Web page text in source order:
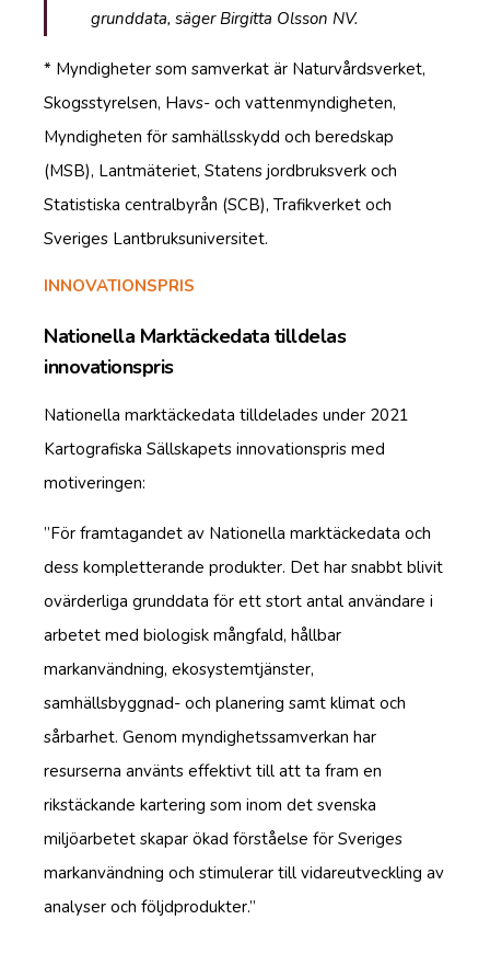
grunddata, säger Birgitta Olsson NV.
* Myndigheter som samverkat är Naturvårdsverket,
Skogsstyrelsen, Havs- och vattenmyndigheten,
Myndigheten för samhällsskydd och beredskap
(MSB), Lantmäteriet, Statens jordbruksverk och
Statistiska centralbyrån (SCB), Trafikverket och
Sveriges Lantbruksuniversitet.
INNOVATIONSPRIS
Nationella Marktäckedata tilldelas
innovationspris
Nationella marktäckedata tilldelades under 2021
Kartografiska Sällskapets innovationspris med
motiveringen:
”För framtagandet av Nationella marktäckedata och
dess kompletterande produkter. Det har snabbt blivit
ovärderliga grunddata för ett stort antal användare i
arbetet med biologisk mångfald, hållbar
markanvändning, ekosystemtjänster,
samhällsbyggnad- och planering samt klimat och
sårbarhet. Genom myndighetssamverkan har
resurserna använts effektivt till att ta fram en
rikstäckande kartering som inom det svenska
miljöarbetet skapar ökad förståelse för Sveriges
markanvändning och stimulerar till vidareutveckling av
analyser och följdprodukter.”